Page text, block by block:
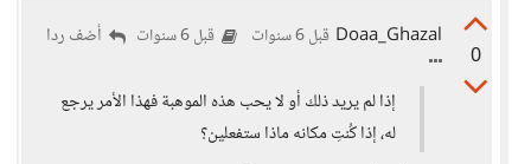
0
Doaa_Ghazal قبل 6 سنوات قبل 6 سنوات أضف ردا
إذا لم يريد ذلك أو لا يحب هذه الموهبة فهذا الأمر يرجع
له، إذا كُنتِ مكانه ماذا ستفعلين؟